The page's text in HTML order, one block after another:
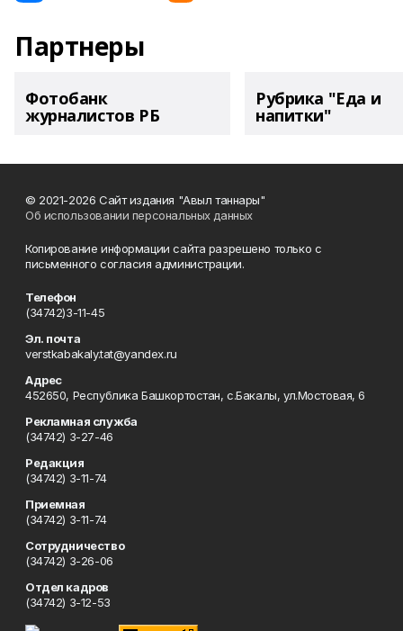
Партнеры
Фотобанк
журналистов РБ
Рубрика "Еда и
напитки"
© 2021-2026 Сайт издания "Авыл таннары"
Об использовании персональных данных
Копирование информации сайта разрешено только с
письменного согласия администрации.
Телефон
(34742)3-11-45
Эл. почта
verstkabakaly.tat@yandex.ru
Адрес
452650, Республика Башкортостан, с.Бакалы, ул.Мостовая, 6
Рекламная служба
(34742) 3-27-46
Редакция
(34742) 3-11-74
Приемная
(34742) 3-11-74
Сотрудничество
(34742) 3-26-06
Отдел кадров
(34742) 3-12-53